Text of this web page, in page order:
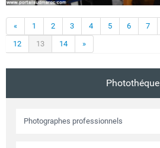
« 1 2 3 4 5 6 7
12
13 14 »
Photothéque
Photographes professionnels